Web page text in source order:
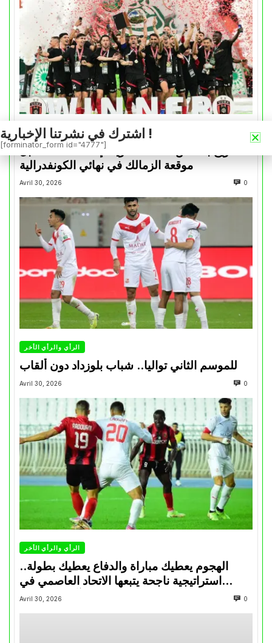
كأس الكونفدرالية
التتويج بالكأس.. دفعة معنوية لإتحاد العاصمة قبل
موقعة الزمالك في نهائي الكونفدرالية
Avril 30, 2026 0
الرأي والرأي الأخر
للموسم الثاني تواليا.. شباب بلوزداد دون ألقاب
Avril 30, 2026 0
الرأي والرأي الأخر
الهجوم يعطيك مباراة والدفاع يعطيك بطولة..
استراتيجية ناجحة يتبعها الاتحاد العاصمي في
تتويجاته آخر السنوات
Avril 30, 2026 0
اشترك في نشرتنا الإخبارية !
[forminator_form id="4777"]